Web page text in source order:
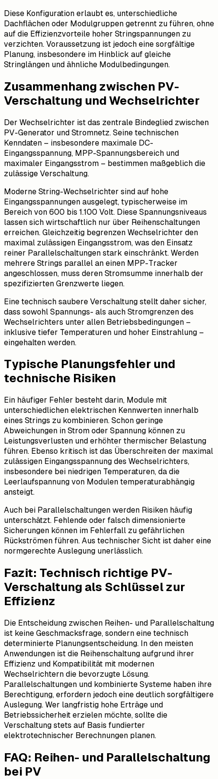
Diese Konfiguration erlaubt es, unterschiedliche
Dachflächen oder Modulgruppen getrennt zu führen, ohne
auf die Effizienzvorteile hoher Stringspannungen zu
verzichten. Voraussetzung ist jedoch eine sorgfältige
Planung, insbesondere im Hinblick auf gleiche
Stringlängen und ähnliche Modulbedingungen.
Zusammenhang zwischen PV-
Verschaltung und Wechselrichter
Der Wechselrichter ist das zentrale Bindeglied zwischen
PV-Generator und Stromnetz. Seine technischen
Kenndaten – insbesondere maximale DC-
Eingangsspannung, MPP-Spannungsbereich und
maximaler Eingangsstrom – bestimmen maßgeblich die
zulässige Verschaltung.
Moderne String-Wechselrichter sind auf hohe
Eingangsspannungen ausgelegt, typischerweise im
Bereich von 600 bis 1.100 Volt. Diese Spannungsniveaus
lassen sich wirtschaftlich nur über Reihenschaltungen
erreichen. Gleichzeitig begrenzen Wechselrichter den
maximal zulässigen Eingangsstrom, was den Einsatz
reiner Parallelschaltungen stark einschränkt. Werden
mehrere Strings parallel an einen MPP-Tracker
angeschlossen, muss deren Stromsumme innerhalb der
spezifizierten Grenzwerte liegen.
Eine technisch saubere Verschaltung stellt daher sicher,
dass sowohl Spannungs- als auch Stromgrenzen des
Wechselrichters unter allen Betriebsbedingungen –
inklusive tiefer Temperaturen und hoher Einstrahlung –
eingehalten werden.
Typische Planungsfehler und
technische Risiken
Ein häufiger Fehler besteht darin, Module mit
unterschiedlichen elektrischen Kennwerten innerhalb
eines Strings zu kombinieren. Schon geringe
Abweichungen in Strom oder Spannung können zu
Leistungsverlusten und erhöhter thermischer Belastung
führen. Ebenso kritisch ist das Überschreiten der maximal
zulässigen Eingangsspannung des Wechselrichters,
insbesondere bei niedrigen Temperaturen, da die
Leerlaufspannung von Modulen temperaturabhängig
ansteigt.
Auch bei Parallelschaltungen werden Risiken häufig
unterschätzt. Fehlende oder falsch dimensionierte
Sicherungen können im Fehlerfall zu gefährlichen
Rückströmen führen. Aus technischer Sicht ist daher eine
normgerechte Auslegung unerlässlich.
Fazit: Technisch richtige PV-
Verschaltung als Schlüssel zur
Effizienz
Die Entscheidung zwischen Reihen- und Parallelschaltung
ist keine Geschmacksfrage, sondern eine technisch
determinierte Planungsentscheidung. In den meisten
Anwendungen ist die Reihenschaltung aufgrund ihrer
Effizienz und Kompatibilität mit modernen
Wechselrichtern die bevorzugte Lösung.
Parallelschaltungen und kombinierte Systeme haben ihre
Berechtigung, erfordern jedoch eine deutlich sorgfältigere
Auslegung. Wer langfristig hohe Erträge und
Betriebssicherheit erzielen möchte, sollte die
Verschaltung stets auf Basis fundierter
elektrotechnischer Berechnungen planen.
FAQ: Reihen- und Parallelschaltung
bei PV